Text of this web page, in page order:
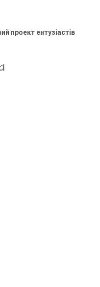
проект ентузіастів